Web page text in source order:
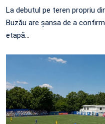
La debutul pe teren propriu
Buzău are șansa de a
etapă…